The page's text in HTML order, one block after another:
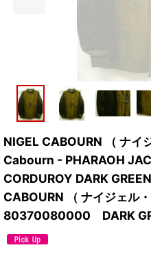
NIGEL CABOURN （ ナイ
Cabourn - PHARAOH
CORDUROY DARK
CABOURN （ ナイジェル
80370080000 DARK